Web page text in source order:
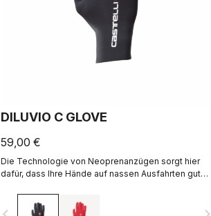
DILUVIO C GLOVE
59,00 €
Die Technologie von Neoprenanzügen sorgt hier
dafür, dass Ihre Hände auf nassen Ausfahrten gut
Neopren mit Silikon-Besätzen an der Innenhand
sowie wasserdicht verklebten Nähte für noch mehr